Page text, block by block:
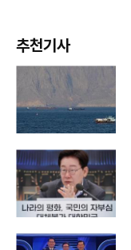
추천기사